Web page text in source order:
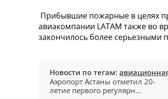
Прибывшие пожарные в целях
авиакомпании LATAM также во
закончилось более серьезными
Новости по тегам:
Аэропорт Астаны отметил 20-
летие первого регулярн...